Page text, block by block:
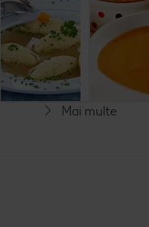
Cel mult 60 minute
Rafinat
cu găluşte
Mai multe